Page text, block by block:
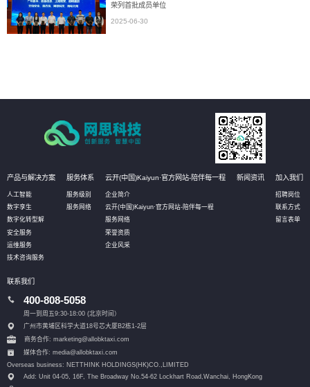
荣列首批成员单位
2025-06-30
产品与解决方案
人工智能
数字孪生
数字化转型解
安全服务
运维服务
技术咨询服务
服务体系
服务级别
服务网络
云开(中国)Kaiyun·官方网站-陪伴每一程
企业简介
云开(中国)Kaiyun·官方网站-陪伴每一程
服务网络
荣誉资质
企业风采
新闻资讯 加入我们
招聘岗位
联系方式
留言表单
联系我们
400-808-5058
周一到周五9:30-18:00 (北京时间）
广州市黄埔区科学大道18号芯大厦B2栋1-2层
商务合作: marketing@allobktaxi.com
媒体合作: media@allobktaxi.com
Overseas business: NETTHINK HOLDINGS(HK)CO.,LIMITED
Add: Unit 04-05, 16F, The Broadway No.54-62 Lockhart Road,Wanchai, HongKong